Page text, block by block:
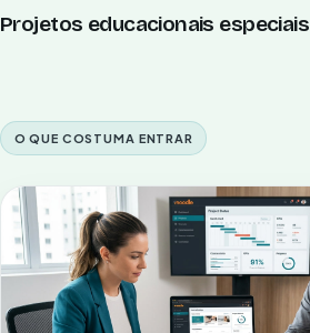
Projetos educacionais especiais
O QUE COSTUMA ENTRAR